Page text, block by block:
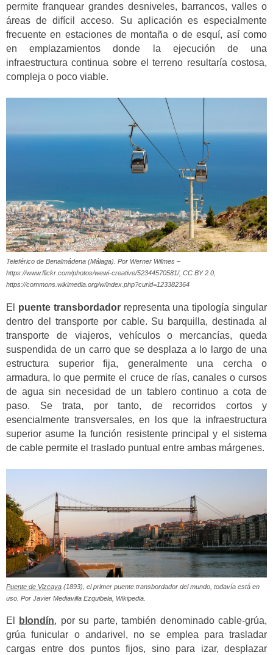
permite franquear grandes desniveles, barrancos, valles o
áreas de difícil acceso. Su aplicación es especialmente
frecuente en estaciones de montaña o de esquí, así como
en emplazamientos donde la ejecución de una
infraestructura continua sobre el terreno resultaría costosa,
compleja o poco viable.
Teleférico de Benalmádena (Málaga). Por Werner Wilmes –
https://www.flickr.com/photos/wewi-creative/52344570581/, CC BY 2.0,
https://commons.wikimedia.org/w/index.php?curid=123382364
El puente transbordadorrepresenta una tipología singular
dentro del transporte por cable. Su barquilla, destinada al
transporte de viajeros, vehículos o mercancías, queda
suspendida de un carro que se desplaza a lo largo de una
estructura superior fija, generalmente una cercha o
armadura, lo que permite el cruce de rías, canales o cursos
de agua sin necesidad de un tablero continuo a cota de
paso. Se trata, por tanto, de recorridos cortos y
esencialmente transversales, en los que la infraestructura
superior asume la función resistente principal y el sistema
de cable permite el traslado puntual entre ambas márgenes.
Puente de Vizcaya (1893), el primer puente transbordador del mundo, todavía está en
uso. Por Javier Mediavilla Ezquibela, Wikipedia.
El blondín, por su parte, también denominado cable-grúa,
grúa funicular o andarivel, no se emplea para trasladar
cargas entre dos puntos fijos, sino para izar, desplazar